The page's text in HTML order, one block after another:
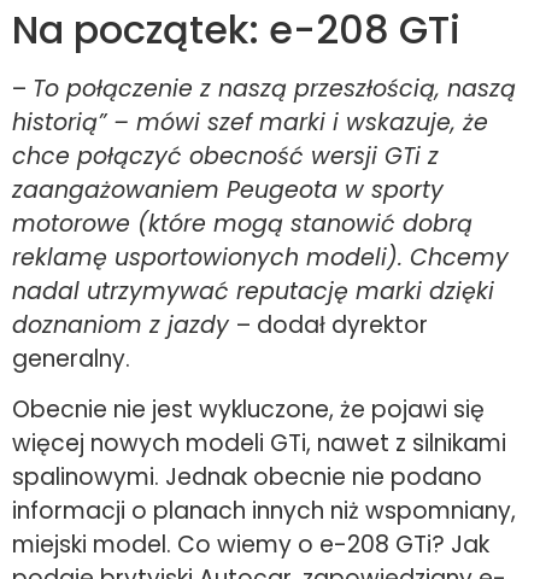
Na początek: e-208 GTi
– To połączenie z naszą przeszłością, naszą
historią” – mówi szef marki i wskazuje, że
chce połączyć obecność wersji GTi z
zaangażowaniem Peugeota w sporty
motorowe (które mogą stanowić dobrą
reklamę usportowionych modeli). Chcemy
nadal utrzymywać reputację marki dzięki
doznaniom z jazdy – dodał dyrektor
generalny.
Obecnie nie jest wykluczone, że pojawi się
więcej nowych modeli GTi, nawet z silnikami
spalinowymi. Jednak obecnie nie podano
informacji o planach innych niż wspomniany,
miejski model. Co wiemy o e-208 GTi? Jak